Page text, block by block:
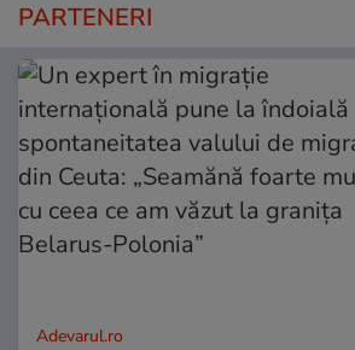
PARTENERI
Adevarul.ro